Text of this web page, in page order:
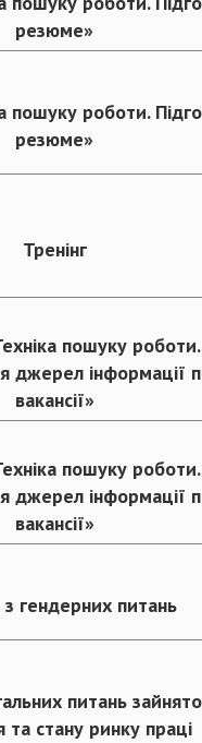
резюме»
пошуку роботи.
резюме»
Тренінг
пошуку роботи.
джерел інформації
вакансії»
пошуку роботи.
джерел інформації
вакансії»
з гендерних питань
питань
та стану ринку праці